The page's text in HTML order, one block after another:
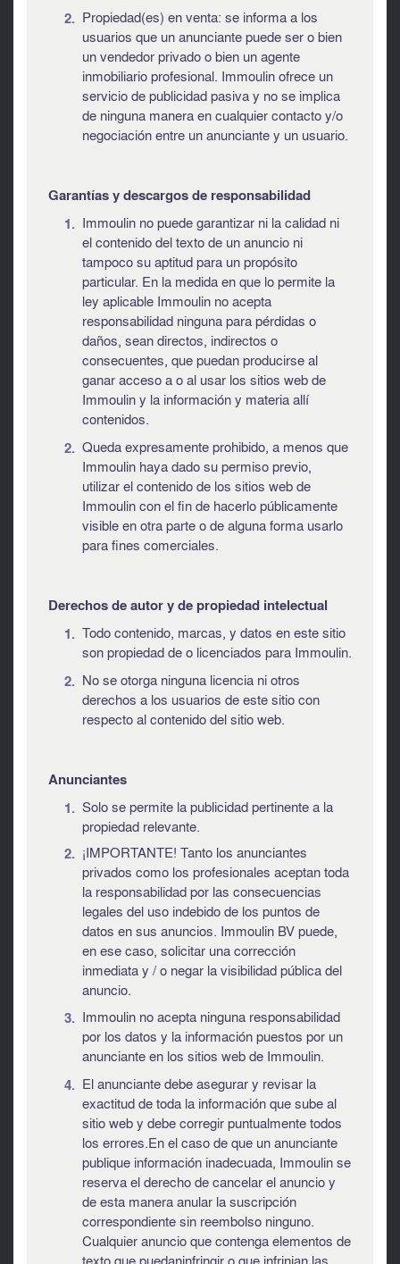
Propiedad(es) en venta: se informa a los
usuarios que un anunciante puede ser o bien
un vendedor privado o bien un agente
inmobiliario profesional. Immoulin ofrece un
servicio de publicidad pasiva y no se implica
de ninguna manera en cualquier contacto y/o
negociación entre un anunciante y un usuario.
Garantías y descargos de responsabilidad
Immoulin no puede garantizar ni la calidad ni
el contenido del texto de un anuncio ni
tampoco su aptitud para un propósito
particular. En la medida en que lo permite la
ley aplicable Immoulin no acepta
responsabilidad ninguna para pérdidas o
daños, sean directos, indirectos o
consecuentes, que puedan producirse al
ganar acceso a o al usar los sitios web de
Immoulin y la información y materia allí
contenidos.
Queda expresamente prohibido, a menos que
Immoulin haya dado su permiso previo,
utilizar el contenido de los sitios web de
Immoulin con el fin de hacerlo públicamente
visible en otra parte o de alguna forma usarlo
para fines comerciales.
Derechos de autor y de propiedad intelectual
Todo contenido, marcas, y datos en este sitio
son propiedad de o licenciados para Immoulin.
No se otorga ninguna licencia ni otros
derechos a los usuarios de este sitio con
respecto al contenido del sitio web.
Anunciantes
Solo se permite la publicidad pertinente a la
propiedad relevante.
¡IMPORTANTE! Tanto los anunciantes
privados como los profesionales aceptan toda
la responsabilidad por las consecuencias
legales del uso indebido de los puntos de
datos en sus anuncios. Immoulin BV puede,
en ese caso, solicitar una corrección
inmediata y / o negar la visibilidad pública del
anuncio.
Immoulin no acepta ninguna responsabilidad
por los datos y la información puestos por un
anunciante en los sitios web de Immoulin.
El anunciante debe asegurar y revisar la
exactitud de toda la información que sube al
sitio web y debe corregir puntualmente todos
los errores.En el caso de que un anunciante
publique información inadecuada, Immoulin se
reserva el derecho de cancelar el anuncio y
de esta manera anular la suscripción
correspondiente sin reembolso ninguno.
Cualquier anuncio que contenga elementos de